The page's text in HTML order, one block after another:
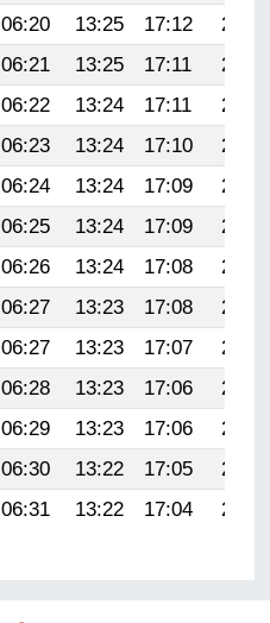
06:20 13:25 17:12
20:19
06:21 13:25 17:11
20:18
06:22 13:24 17:11
20:17
06:23 13:24 17:10
20:15
06:24 13:24 17:09
20:14
06:25 13:24 17:09
20:13
06:26 13:24 17:08
20:11
06:27 13:23 17:08
20:10
06:27 13:23 17:07
20:09
06:28 13:23 17:06
20:07
06:29 13:23 17:06
20:06
06:30 13:22 17:05
20:05
06:31 13:22 17:04 20:03